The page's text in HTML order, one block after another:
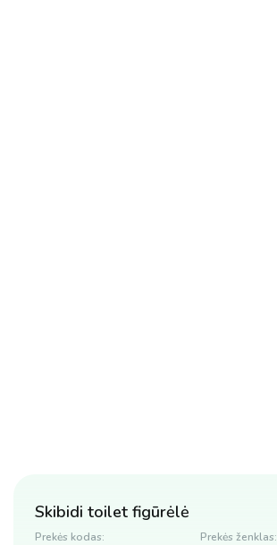
Skibidi toilet figūrėlė
Prekės kodas:
Prekės ženklas: